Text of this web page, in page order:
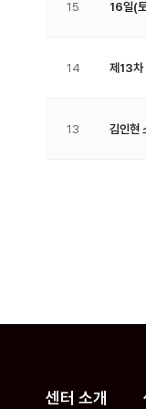
15 16일(
14 제13차
13 김인현
센터 소개